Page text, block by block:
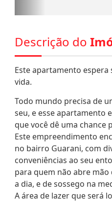
Descrição do
Este apartamento
vida.
Todo mundo precisa de
seu, e esse apartamento
que você dê uma chance
Este empreendimento
no bairro Guarani, com
conveniências ao seu
para quem não abre
a dia, e de sossego na
A área de lazer que será